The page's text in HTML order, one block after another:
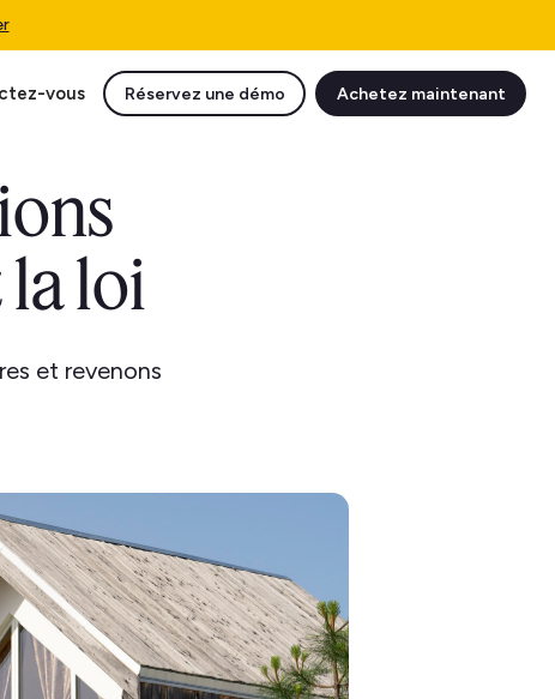
vous Réservez une démo Achetez maintenant
loi
et revenons